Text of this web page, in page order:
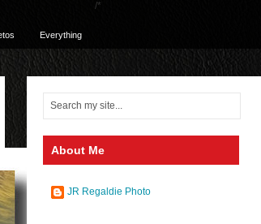
/*
Everything
About Me
JR Regaldie Photo